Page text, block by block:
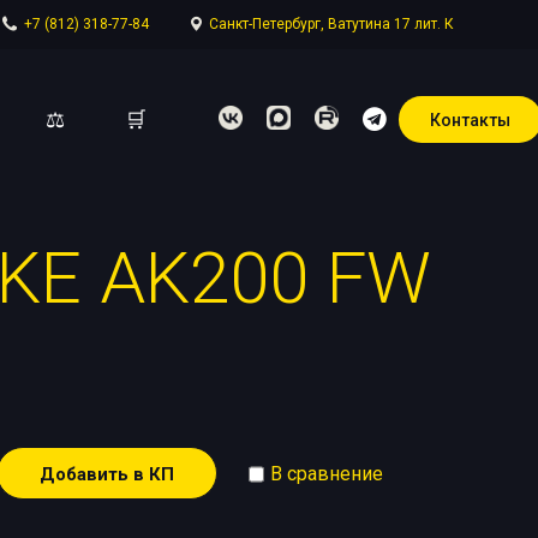
+7 (812) 318-77-84 Санкт-Петербург, Ватутина 17 лит. К
⚖ 🛒 Контакты
AK200 FW
Добавить в КП В сравнение